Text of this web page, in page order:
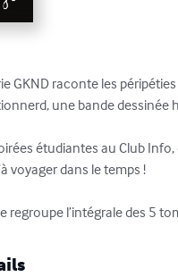
GKND raconte les
une bande dessinée
étudiantes au Club
voyager dans le temps !
regroupe l’intégrale des 5